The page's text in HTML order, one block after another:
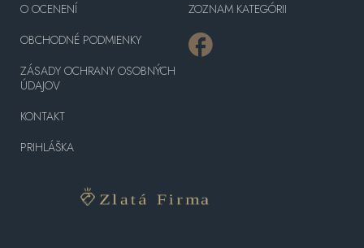
O OCENENÍ
OBCHODNÉ PODMIENKY
ZÁSADY OCHRANY OSOBNÝCH
ÚDAJOV
KONTAKT
PRIHLÁŠKA
ZOZNAM KATEGÓRII